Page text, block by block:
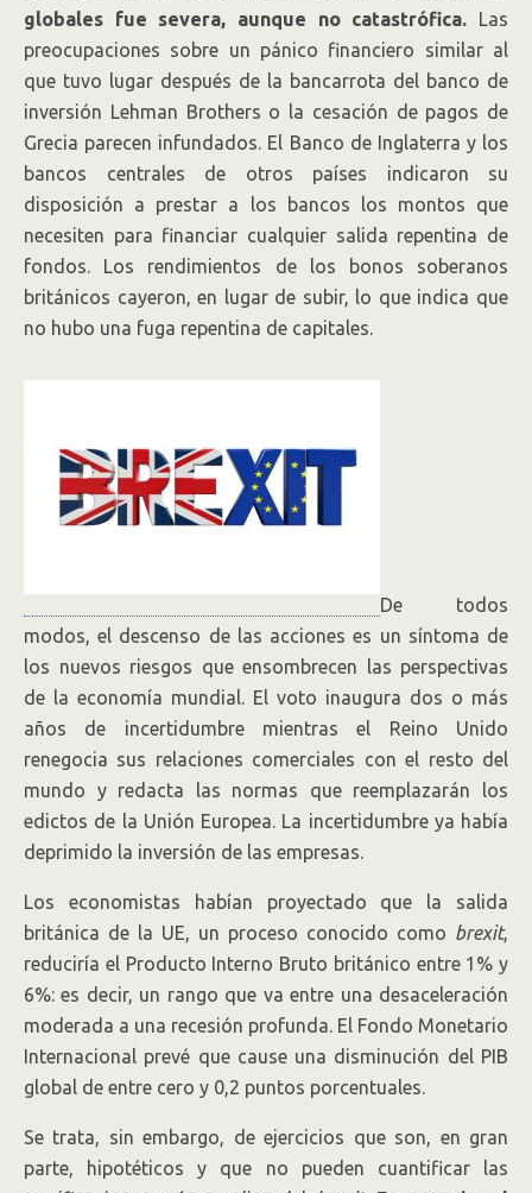
globales fue severa, aunque no catastrófica. Las
preocupaciones sobre un pánico financiero similar al
que tuvo lugar después de la bancarrota del banco de
inversión Lehman Brothers o la cesación de pagos de
Grecia parecen infundados. El Banco de Inglaterra y los
bancos centrales de otros países indicaron su
disposición a prestar a los bancos los montos que
necesiten para financiar cualquier salida repentina de
fondos. Los rendimientos de los bonos soberanos
británicos cayeron, en lugar de subir, lo que indica que
no hubo una fuga repentina de capitales.
De todos
modos, el descenso de las acciones es un síntoma de
los nuevos riesgos que ensombrecen las perspectivas
de la economía mundial. El voto inaugura dos o más
años de incertidumbre mientras el Reino Unido
renegocia sus relaciones comerciales con el resto del
mundo y redacta las normas que reemplazarán los
edictos de la Unión Europea. La incertidumbre ya había
deprimido la inversión de las empresas.
Los economistas habían proyectado que la salida
británica de la UE, un proceso conocido como brexit,
reduciría el Producto Interno Bruto británico entre 1% y
6%: es decir, un rango que va entre una desaceleración
moderada a una recesión profunda. El Fondo Monetario
Internacional prevé que cause una disminución del PIB
global de entre cero y 0,2 puntos porcentuales.
Se trata, sin embargo, de ejercicios que son, en gran
parte, hipotéticos y que no pueden cuantificar las